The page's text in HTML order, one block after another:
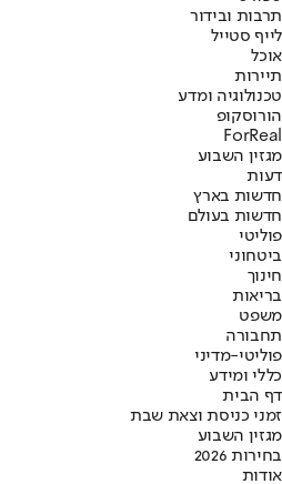
תרבות ובידור
לייף סטייל
אוכל
תיירות
טכנולוגיה ומדע
הורוסקופ
ForReal
מגזין השבוע
דעות
חדשות בארץ
חדשות בעולם
פוליטי
ביטחוני
חינוך
בריאות
משפט
תחבורה
פוליטי-מדיני
כללי ומידע
דף הבית
זמני כניסת וצאת שבת
מגזין השבוע
בחירות 2026
אודות